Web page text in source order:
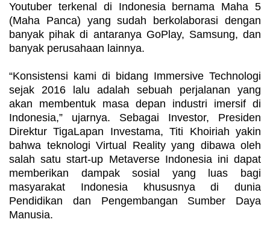
Youtuber terkenal di Indonesia bernama Maha 5
(Maha Panca) yang sudah berkolaborasi dengan
banyak pihak di antaranya GoPlay, Samsung, dan
banyak perusahaan lainnya.
“Konsistensi kami di bidang Immersive Technologi
sejak 2016 lalu adalah sebuah perjalanan yang
akan membentuk masa depan industri imersif di
Indonesia,” ujarnya. Sebagai Investor, Presiden
Direktur TigaLapan Investama, Titi Khoiriah yakin
bahwa teknologi Virtual Reality yang dibawa oleh
salah satu start-up Metaverse Indonesia ini dapat
memberikan dampak sosial yang luas bagi
masyarakat Indonesia khususnya di dunia
Pendidikan dan Pengembangan Sumber Daya
Manusia.